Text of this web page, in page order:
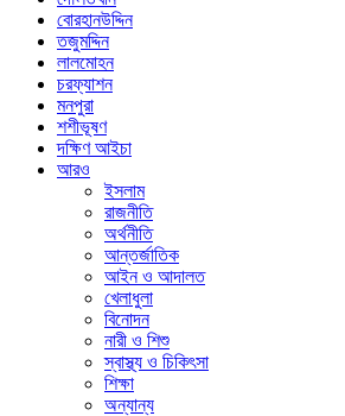
বোরহানউদ্দিন
তজুমদ্দিন
লালমোহন
চরফ্যাশন
মনপুরা
শশীভূষণ
দক্ষিণ আইচা
আরও
ইসলাম
রাজনীতি
অর্থনীতি
আন্তর্জাতিক
আইন ও আদালত
খেলাধুলা
বিনোদন
নারী ও শিশু
স্বাস্থ্য ও চিকিৎসা
শিক্ষা
অন্যান্য